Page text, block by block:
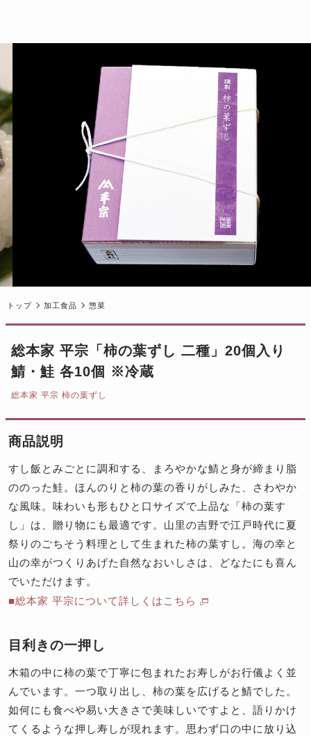
トップ 加工食品 惣菜
総本家 平宗「柿の葉ずし 二種」20個入り
鯖・鮭 各10個 ※冷蔵
総本家 平宗 柿の葉ずし
商品説明
すし飯とみごとに調和する、まろやかな鯖と身が締まり脂
ののった鮭。ほんのりと柿の葉の香りがしみた、さわやか
な風味。味わいも形もひと口サイズで上品な「柿の葉す
し」は、贈り物にも最適です。山里の吉野で江戸時代に夏
祭りのごちそう料理として生まれた柿の葉すし。海の幸と
山の幸がつくりあげた自然なおいしさは、どなたにも喜ん
でいただけます。
■総本家 平宗について詳しくはこちら
目利きの一押し
木箱の中に柿の葉で丁寧に包まれたお寿しがお行儀よく並
んでいます。一つ取り出し、柿の葉を広げると鯖でした。
如何にも食べや易い大きさで美味しいですよと、語りかけ
てくるような押し寿しが現れます。思わず口の中に放り込